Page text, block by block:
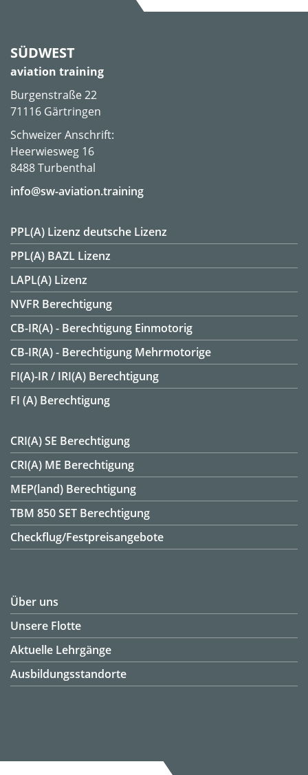
SÜDWEST
aviation training
Burgenstraße 22
71116 Gärtringen
Schweizer Anschrift:
Heerwiesweg 16
8488 Turbenthal
info@sw-aviation.training
PPL(A) Lizenz deutsche Lizenz
PPL(A) BAZL Lizenz
LAPL(A) Lizenz
NVFR Berechtigung
CB-IR(A) - Berechtigung Einmotorig
CB-IR(A) - Berechtigung Mehrmotorige
FI(A)-IR / IRI(A) Berechtigung
FI (A) Berechtigung
CRI(A) SE Berechtigung
CRI(A) ME Berechtigung
MEP(land) Berechtigung
TBM 850 SET Berechtigung
Checkflug/Festpreisangebote
Über uns
Unsere Flotte
Aktuelle Lehrgänge
Ausbildungsstandorte